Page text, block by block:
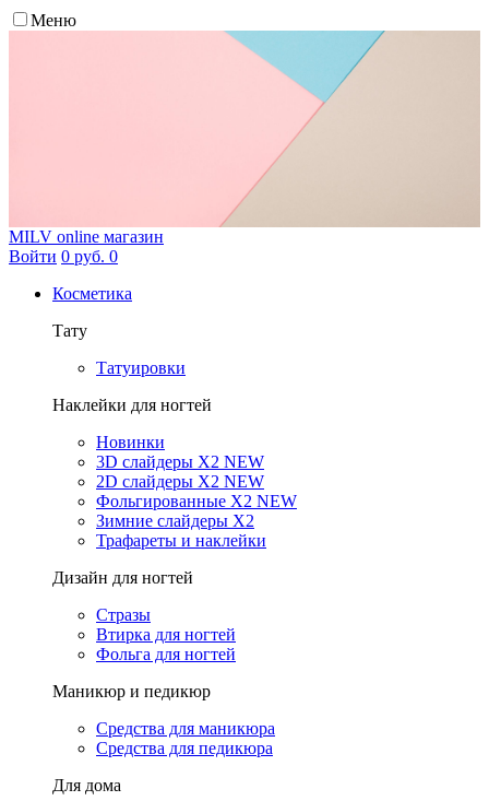
Меню
MILV online магазин
Войти 0 руб. 0
Косметика
Тату
Татуировки
Наклейки для ногтей
Новинки
3D слайдеры X2 NEW
2D слайдеры X2 NEW
Фольгированные X2 NEW
Зимние слайдеры Х2
Трафареты и наклейки
Дизайн для ногтей
Стразы
Втирка для ногтей
Фольга для ногтей
Маникюр и педикюр
Средства для маникюра
Средства для педикюра
Для дома